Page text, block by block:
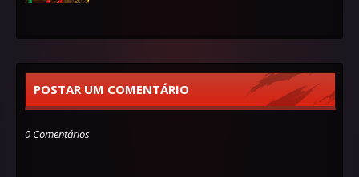
POSTAR UM COMENTÁRIO
0 Comentários